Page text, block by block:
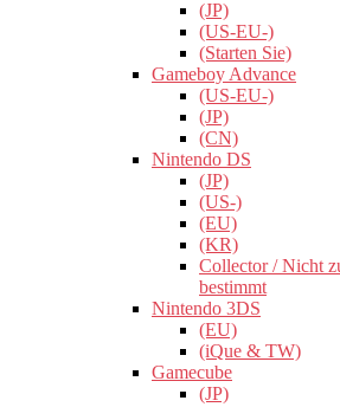
(JP)
(US-EU-)
(Starten Sie)
Gameboy Advance
(US-EU-)
(JP)
(CN)
Nintendo DS
(JP)
(US-)
(EU)
(KR)
Collector / Nicht
bestimmt
Nintendo 3DS
(EU)
(iQue & TW)
Gamecube
(JP)